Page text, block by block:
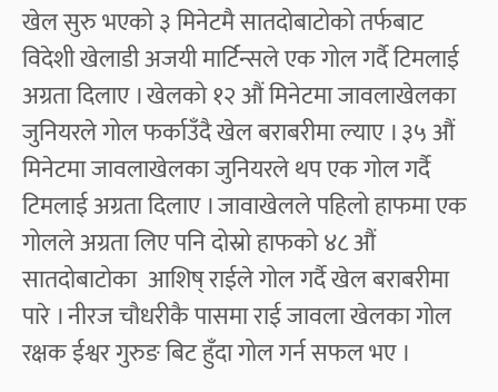
खेल सुरु भएको ३ मिनेटमै सातदोबाटोको तर्फबाट
विदेशी खेलाडी अजयी मार्टिन्सले एक गोल गर्दै टिमलाई
अग्रता दिलाए । खेलको १२ औं मिनेटमा जावलाखेलका
जुनियरले गोल फर्काउँदै खेल बराबरीमा ल्याए । ३५ औं
मिनेटमा जावलाखेलका जुनियरले थप एक गोल गर्दै
टिमलाई अग्रता दिलाए । जावाखेलले पहिलो हाफमा एक
गोलले अग्रता लिए पनि दोस्रो हाफको ४८ औं
सातदोबाटोका आशिष् राईले गोल गर्दै खेल बराबरीमा
पारे । नीरज चौधरीकै पासमा राई जावला खेलका गोल
रक्षक ईश्वर गुरुङ बिट हुँदा गोल गर्न सफल भए ।